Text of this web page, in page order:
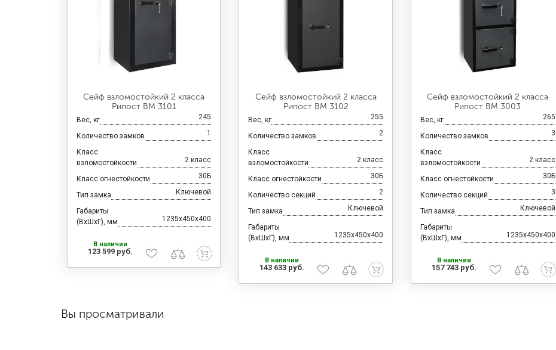
Сейф взломостойкий 2 класса
Рипост ВМ 3101
Вес, кг 245
Количество замков 1
Класс
взломостойкости
2 класс
Класс огнестойкости 30Б
Тип замка Ключевой
Габариты
(ВхШхГ), мм
1235x450x400
В наличии
123 599 руб.
Сейф взломостойкий 2 класса
Рипост ВМ 3102
Вес, кг 255
Количество замков 2
Класс
взломостойкости
2 класс
Класс огнестойкости 30Б
Количество секций 2
Тип замка Ключевой
Габариты
(ВхШхГ), мм
1235x450x400
В наличии
143 633 руб.
Сейф взломостойкий 2 класса
Рипост ВМ 3003
Вес, кг 265
Количество замков 3
Класс
взломостойкости
2 класс
Класс огнестойкости 30Б
Количество секций 3
Тип замка Ключевой
Габариты
(ВхШхГ), мм
1235x450x400
В наличии
157 743 руб.
Вы просматривали